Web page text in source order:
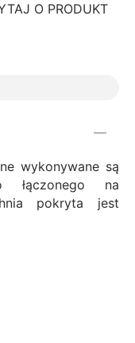
O PRODUKT
wykonywane są
łączonego na
pokryta jest